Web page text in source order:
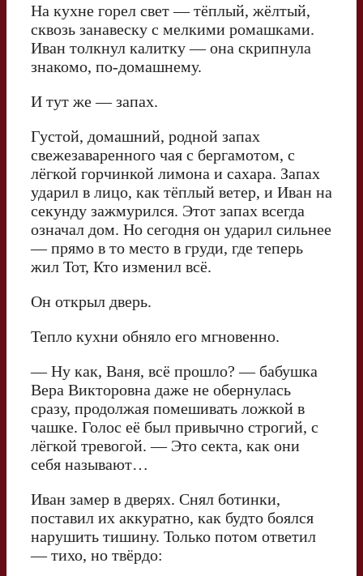
На кухне горел свет — тёплый, жёлтый,
сквозь занавеску с мелкими ромашками.
Иван толкнул калитку — она скрипнула
знакомо, по-домашнему.
И тут же — запах.
Густой, домашний, родной запах
свежезаваренного чая с бергамотом, с
лёгкой горчинкой лимона и сахара. Запах
ударил в лицо, как тёплый ветер, и Иван на
секунду зажмурился. Этот запах всегда
означал дом. Но сегодня он ударил сильнее
— прямо в то место в груди, где теперь
жил Тот, Кто изменил всё.
Он открыл дверь.
Тепло кухни обняло его мгновенно.
— Ну как, Ваня, всё прошло? — бабушка
Вера Викторовна даже не обернулась
сразу, продолжая помешивать ложкой в
чашке. Голос её был привычно строгий, с
лёгкой тревогой. — Это секта, как они
себя называют…
Иван замер в дверях. Снял ботинки,
поставил их аккуратно, как будто боялся
нарушить тишину. Только потом ответил
— тихо, но твёрдо: